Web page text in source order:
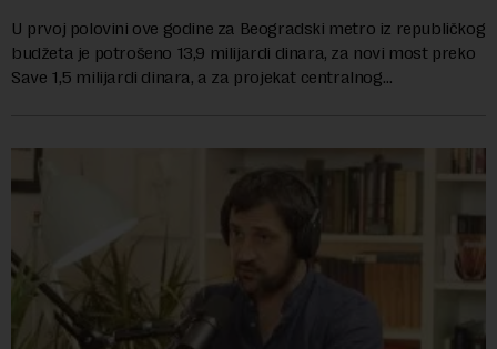
U prvoj polovini ove godine za Beogradski metro iz republičkog
budžeta je potrošeno 13,9 milijardi dinara, za novi most preko
Save 1,5 milijardi dinara, a za projekat centralnog